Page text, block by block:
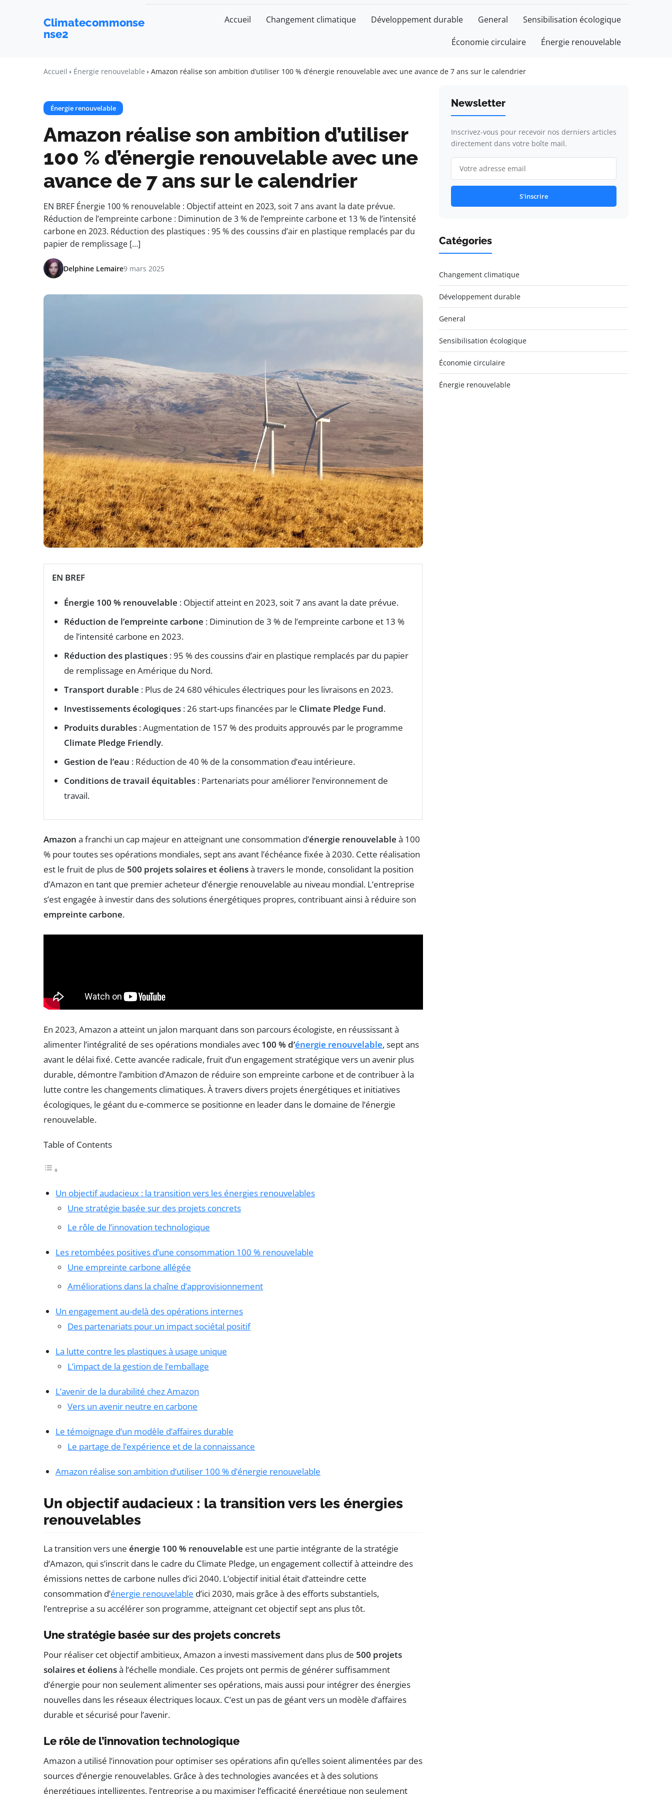
Climatecommonse
nse2
Accueil Changement climatique Développement durable General Sensibilisation écologique
Économie circulaire Énergie renouvelable
Accueil Énergie renouvelable Amazon réalise son ambition d’utiliser 100 % d’énergie renouvelable avec une avance de 7 ans sur le calendrier
Énergie renouvelable
Amazon réalise son ambition d’utiliser
100 % d’énergie renouvelable avec une
avance de 7 ans sur le calendrier
EN BREF Énergie 100 % renouvelable : Objectif atteint en 2023, soit 7 ans avant la date prévue.
Réduction de l’empreinte carbone : Diminution de 3 % de l’empreinte carbone et 13 % de l’intensité
carbone en 2023. Réduction des plastiques : 95 % des coussins d’air en plastique remplacés par du
papier de remplissage […]
Delphine Lemaire9 mars 2025
EN BREF
Énergie 100 % renouvelable : Objectif atteint en 2023, soit 7 ans avant la date prévue.
Réduction de l’empreinte carbone : Diminution de 3 % de l’empreinte carbone et 13 %
de l’intensité carbone en 2023.
Réduction des plastiques : 95 % des coussins d’air en plastique remplacés par du papier
de remplissage en Amérique du Nord.
Transport durable : Plus de 24 680 véhicules électriques pour les livraisons en 2023.
Investissements écologiques : 26 start-ups financées par le Climate Pledge Fund.
Produits durables : Augmentation de 157 % des produits approuvés par le programme
Climate Pledge Friendly.
Gestion de l’eau : Réduction de 40 % de la consommation d’eau intérieure.
Conditions de travail équitables : Partenariats pour améliorer l’environnement de
travail.
Amazon a franchi un cap majeur en atteignant une consommation d’énergie renouvelable à 100
% pour toutes ses opérations mondiales, sept ans avant l’échéance fixée à 2030. Cette réalisation
est le fruit de plus de 500 projets solaires et éoliensà travers le monde, consolidant la position
d’Amazon en tant que premier acheteur d’énergie renouvelable au niveau mondial. L’entreprise
s’est engagée à investir dans des solutions énergétiques propres, contribuant ainsi à réduire son
empreinte carbone.
En 2023, Amazon a atteint un jalon marquant dans son parcours écologiste, en réussissant à
alimenter l’intégralité de ses opérations mondiales avec 100 % d’énergie renouvelable, sept ans
avant le délai fixé. Cette avancée radicale, fruit d’un engagement stratégique vers un avenir plus
durable, démontre l’ambition d’Amazon de réduire son empreinte carbone et de contribuer à la
lutte contre les changements climatiques. À travers divers projets énergétiques et initiatives
écologiques, le géant du e-commerce se positionne en leader dans le domaine de l’énergie
renouvelable.
Table of Contents
Un objectif audacieux : la transition vers les énergies renouvelables
Une stratégie basée sur des projets concrets
Le rôle de l’innovation technologique
Les retombées positives d’une consommation 100 % renouvelable
Une empreinte carbone allégée
Améliorations dans la chaîne d’approvisionnement
Un engagement au-delà des opérations internes
Des partenariats pour un impact sociétal positif
La lutte contre les plastiques à usage unique
L’impact de la gestion de l’emballage
L’avenir de la durabilité chez Amazon
Vers un avenir neutre en carbone
Le témoignage d’un modèle d’affaires durable
Le partage de l’expérience et de la connaissance
Amazon réalise son ambition d’utiliser 100 % d’énergie renouvelable
Un objectif audacieux : la transition vers les énergies
renouvelables
La transition vers une énergie 100 % renouvelable est une partie intégrante de la stratégie
d’Amazon, qui s’inscrit dans le cadre du Climate Pledge, un engagement collectif à atteindre des
émissions nettes de carbone nulles d’ici 2040. L’objectif initial était d’atteindre cette
consommation d’énergie renouvelable d’ici 2030, mais grâce à des efforts substantiels,
l’entreprise a su accélérer son programme, atteignant cet objectif sept ans plus tôt.
Une stratégie basée sur des projets concrets
Pour réaliser cet objectif ambitieux, Amazon a investi massivement dans plus de 500 projets
solaires et éoliensà l’échelle mondiale. Ces projets ont permis de générer suffisamment
d’énergie pour non seulement alimenter ses opérations, mais aussi pour intégrer des énergies
nouvelles dans les réseaux électriques locaux. C’est un pas de géant vers un modèle d’affaires
durable et sécurisé pour l’avenir.
Le rôle de l’innovation technologique
Amazon a utilisé l’innovation pour optimiser ses opérations afin qu’elles soient alimentées par des
sources d’énergie renouvelables. Grâce à des technologies avancées et à des solutions
énergétiques intelligentes, l’entreprise a pu maximiser l’efficacité énergétique non seulement
Newsletter
Inscrivez-vous pour recevoir nos derniers articles
directement dans votre boîte mail.
S'inscrire
Catégories
Changement climatique
Développement durable
General
Sensibilisation écologique
Économie circulaire
Énergie renouvelable